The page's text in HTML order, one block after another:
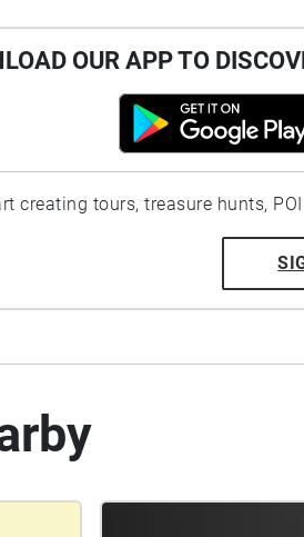
OUR APP TO
creating tours, treasure hunts,